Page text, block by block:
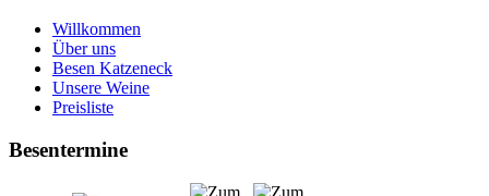
Willkommen
Über uns
Besen Katzeneck
Unsere Weine
Preisliste
Besentermine